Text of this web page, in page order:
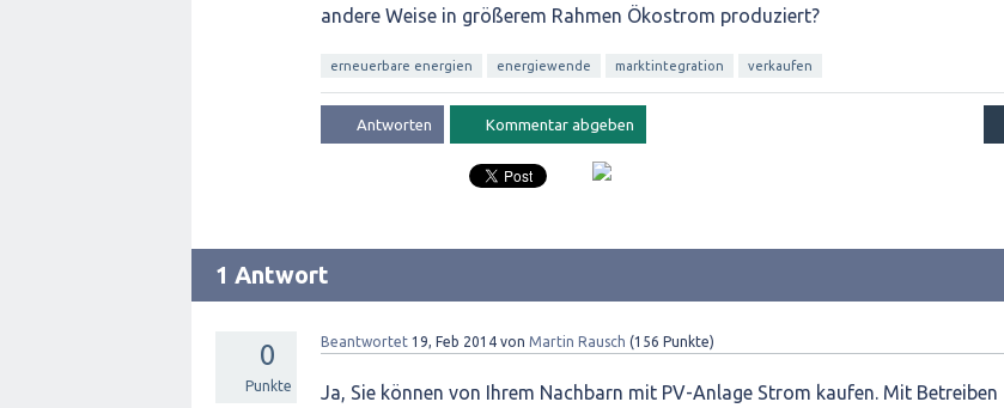
andere Weise in größerem Rahmen Ökostrom produziert?
erneuerbare energien energiewende marktintegration verkaufen
1 Antwort
0
Punkte
Beantwortet 19, Feb 2014 von Martin Rausch (156 Punkte)
Ja, Sie können von Ihrem Nachbarn mit PV-Anlage Strom kaufen. Mit Betreiben